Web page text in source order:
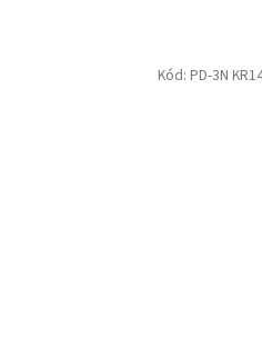
Kód: PD-3N